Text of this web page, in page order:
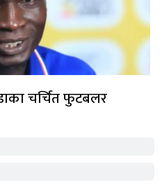
चर्चित फुटबलर